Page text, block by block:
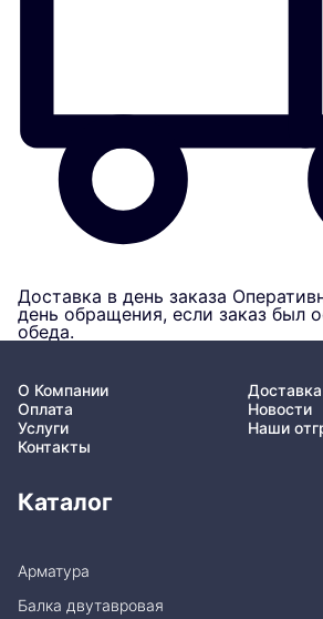
Доставка в день заказа
день обращения, если заказ был
обеда.
О Компании
Доставка
Оплата
Новости
Услуги
Наши
Контакты
Каталог
Арматура
Балка двутавровая